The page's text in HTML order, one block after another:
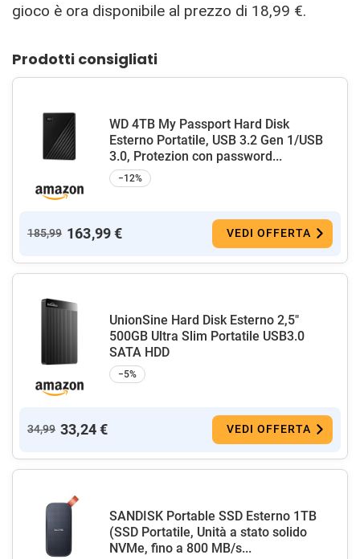
gioco è ora disponibile al prezzo di 18,99 €.
Prodotti consigliati
WD 4TB My Passport Hard Disk
Esterno Portatile, USB 3.2 Gen 1/USB
3.0, Protezion con password...
−12%
185,99 163,99 € VEDI OFFERTA
UnionSine Hard Disk Esterno 2,5"
500GB Ultra Slim Portatile USB3.0
SATA HDD
−5%
34,99 33,24 € VEDI OFFERTA
SANDISK Portable SSD Esterno 1TB
(SSD Portatile, Unità a stato solido
NVMe, fino a 800 MB/s...